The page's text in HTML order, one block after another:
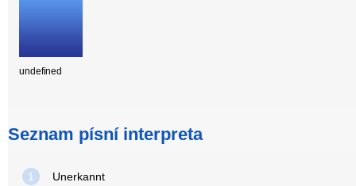
undefined
Seznam písní interpreta
1 Unerkannt